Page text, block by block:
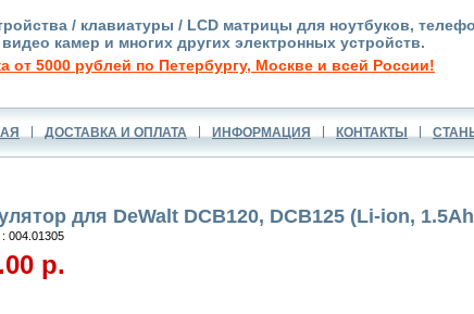
/ клавиатуры / LCD матрицы для ноутбуков,
камер и многих других электронных устройств.
от 5000 рублей по Петербургу, Москве и всей России!
ДОСТАВКА И ОПЛАТА ИНФОРМАЦИЯ КОНТАКТЫ
для DeWalt DCB120, DCB125 (Li-ion,
: 004.01305
р.